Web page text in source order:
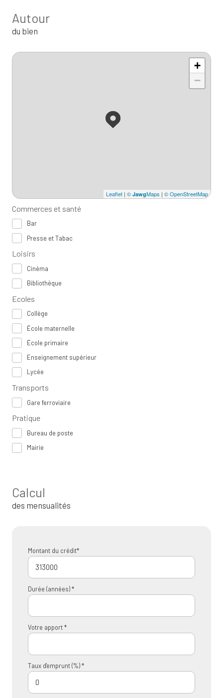
Autour
du bien
+
−
Leaflet | © JawgMaps | © OpenStreetMap
Commerces et santé
Bar
Presse et Tabac
Loisirs
Cinéma
Bibliothèque
Ecoles
Collège
École maternelle
École primaire
Enseignement supérieur
Lycée
Transports
Gare ferroviaire
Pratique
Bureau de poste
Mairie
Calcul
des mensualités
Montant du crédit*
Durée (années) *
Votre apport *
Taux d'emprunt (%) *